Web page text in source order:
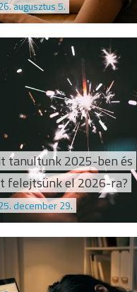
augusztus 5.
tanultunk 2025-ben és
felejtsünk el 2026-ra?
december 29.